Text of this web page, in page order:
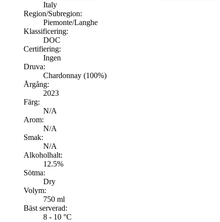
Italy
Region/Subregion:
Piemonte/Langhe
Klassificering:
DOC
Certifiering:
Ingen
Druva:
Chardonnay (100%)
Årgång:
2023
Färg:
N/A
Arom:
N/A
Smak:
N/A
Alkoholhalt:
12.5%
Sötma:
Dry
Volym:
750 ml
Bäst serverad:
8 - 10 °C